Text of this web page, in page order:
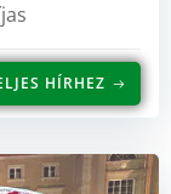
HÍRHEZ